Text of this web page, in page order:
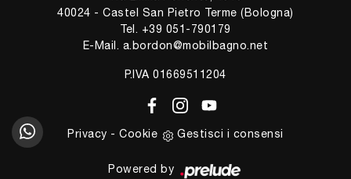
40024 - Castel San Pietro Terme (Bologna)
Tel. +39 051-790179
E-Mail. a.bordon@mobilbagno.net
P.IVA 01669511204
Privacy -Cookie Gestisci i consensi
Powered by